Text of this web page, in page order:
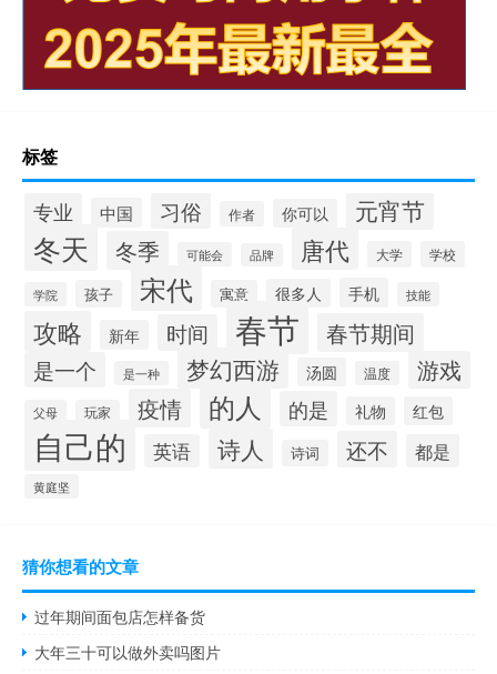
标签
专业 中国 习俗 作者 你可以 元宵节
冬天 冬季 可能会 品牌 唐代 大学 学校
学院 孩子 宋代 寓意 很多人 手机 技能
攻略 新年 时间 春节 春节期间
是一个 是一种 梦幻西游 汤圆 温度 游戏
父母 玩家 疫情 的人 的是 礼物 红包
自己的 英语 诗人 诗词 还不 都是
黄庭坚
猜你想看的文章
过年期间面包店怎样备货
大年三十可以做外卖吗图片